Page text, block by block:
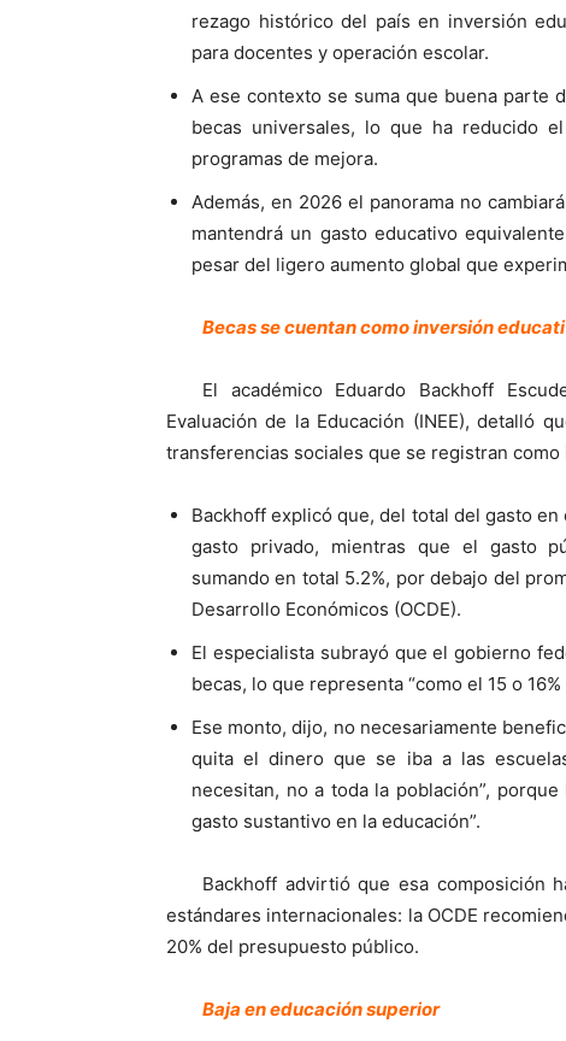
rezago histórico del país en inversión
para docentes y operación escolar.
A ese contexto se suma que buena parte
becas universales, lo que ha reducido
programas de mejora.
Además, en 2026 el panorama no
mantendrá un gasto educativo
pesar del ligero aumento global que
Becas se cuentan como inversión
El académico Eduardo Backhoff
Evaluación de la Educación (INEE), detalló
transferencias sociales que se registran
Backhoff explicó que, del total del gasto
gasto privado, mientras que el gasto
sumando en total 5.2%, por debajo del
Desarrollo Económicos (OCDE).
El especialista subrayó que el gobierno
becas, lo que representa “como el 15 o
Ese monto, dijo, no necesariamente
quita el dinero que se iba a las
necesitan, no a toda la población”,
gasto sustantivo en la educación”.
Backhoff advirtió que esa composición
estándares internacionales: la OCDE
20% del presupuesto público.
Baja en educación superior